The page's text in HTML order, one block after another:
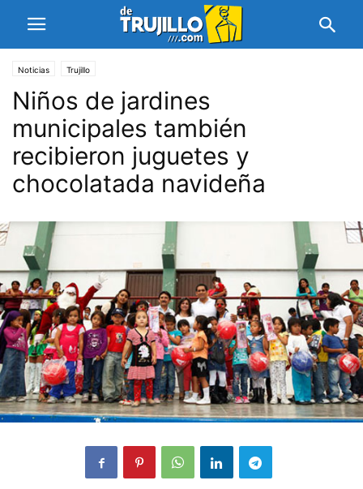
Noticias Trujillo
Niños de jardines
municipales también
recibieron juguetes y
chocolatada navideña